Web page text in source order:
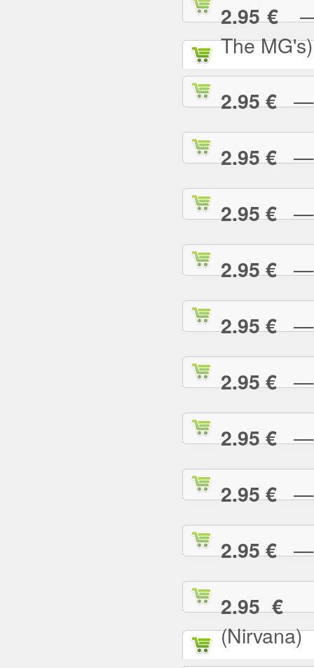
2.95 €—
The MG's)
2.95 €—
2.95 €—
2.95 €—
2.95 €—
2.95 €—
2.95 €—
2.95 €—
2.95 €—
2.95 €—
2.95 €—
(Nirvana)